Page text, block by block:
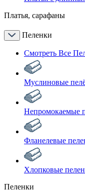
Платья, сарафаны
Пеленки
Смотреть Все
Муслиновые
Непромокаемые
Фланелевые
Хлопковые
Пеленки